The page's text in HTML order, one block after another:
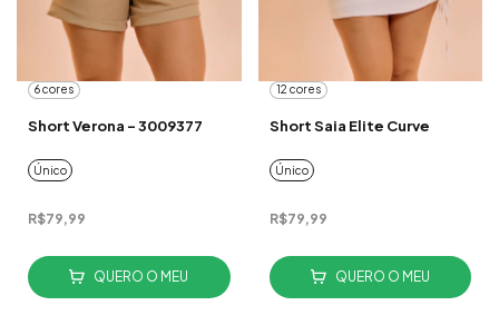
6 cores
Short Verona - 3009377
Único
R$79,99
QUERO O MEU
12 cores
Short Saia Elite Curve
Único
R$79,99
QUERO O MEU